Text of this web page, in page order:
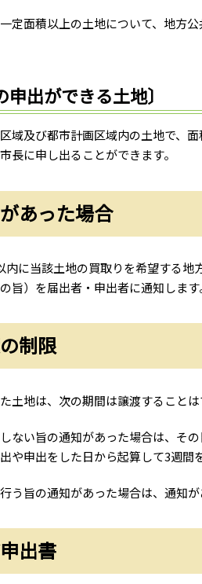
定面積以上の土地について、地方
申出ができる土地〕
域及び都市計画区域内の土地で、
長に申し出ることができます。
あった場合
に当該土地の買取りを希望する地
旨）を届出者・申出者に通知します
制限
土地は、次の期間は譲渡することは
ない旨の通知があった場合は、その
申出をした日から起算して3週間を
う旨の通知があった場合は、通知
出書